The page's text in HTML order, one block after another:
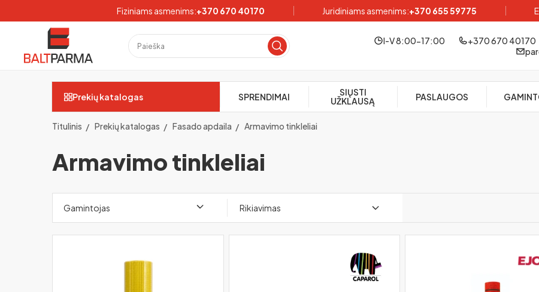
Fiziniams asmenims:+370 670 40170 Juridiniams asmenims:+370 655 59775
I-V 8:00-17:00 +370 670 40170
Prekių katalogas SPRENDIMAI
SIŲSTI
UŽKLAUSĄ
PASLAUGOS
Titulinis Prekių katalogas Fasado apdaila Armavimo tinkleliai
Armavimo tinkleliai
Gamintojas Rikiavimas